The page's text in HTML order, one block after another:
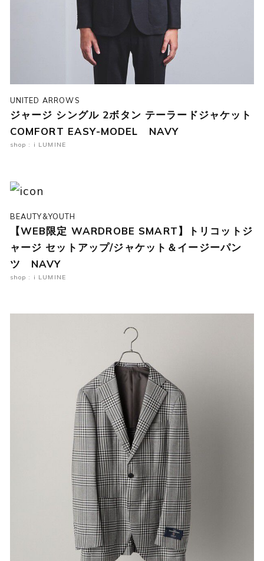
UNITED ARROWS
ジャージ シングル 2ボタン テーラードジャケット
COMFORT EASY-MODEL NAVY
shop : i LUMINE
BEAUTY&YOUTH
【WEB限定 WARDROBE SMART】トリコットジ
ャージ セットアップ/ジャケット＆イージーパン
ツ NAVY
shop : i LUMINE